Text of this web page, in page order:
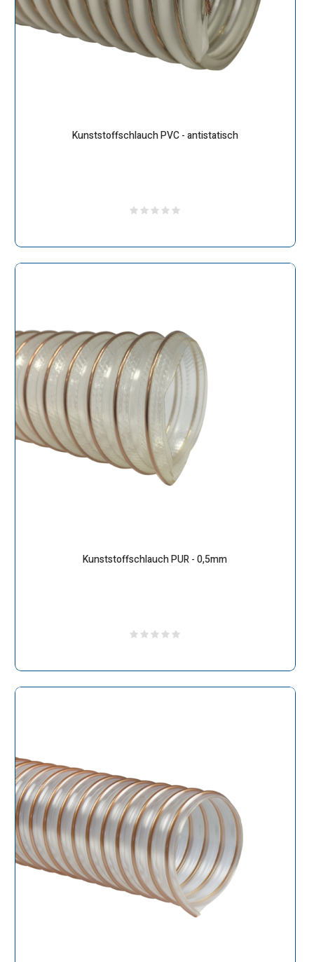
Kunststoffschlauch PVC - antistatisch
Kunststoffschlauch PUR - 0,5mm